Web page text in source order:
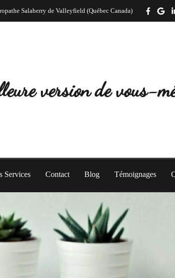
Salaberry de Valleyfield (Québec Canada)
version de vous-
Services Contact Blog Témoignages